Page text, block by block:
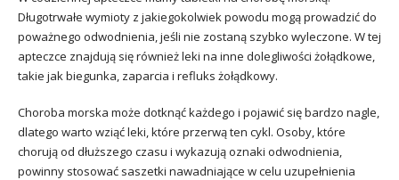
Długotrwałe wymioty z jakiegokolwiek powodu mogą prowadzić do
poważnego odwodnienia, jeśli nie zostaną szybko wyleczone. W tej
apteczce znajdują się również leki na inne dolegliwości żołądkowe,
takie jak biegunka, zaparcia i refluks żołądkowy.
Choroba morska może dotknąć każdego i pojawić się bardzo nagle,
dlatego warto wziąć leki, które przerwą ten cykl. Osoby, które
chorują od dłuższego czasu i wykazują oznaki odwodnienia,
powinny stosować saszetki nawadniające w celu uzupełnienia